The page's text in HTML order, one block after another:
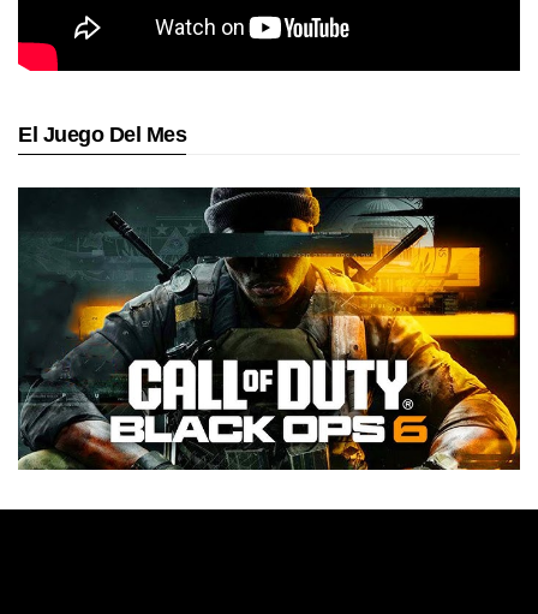
El Juego Del Mes